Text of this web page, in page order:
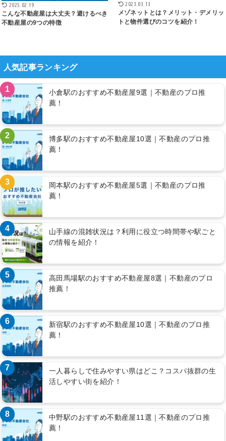
2025.02.19
こんな不動産屋は⼤丈夫？避けるべき
不動産屋の9つの特徴
2023.03.13
メゾネットとは？メリット・デメリッ
トと物件選びのコツを紹介！
人気記事ランキング
1
小倉駅のおすすめ不動産屋9選｜不動産のプロ推
薦！
2
博多駅のおすすめ不動産屋10選｜不動産のプロ推
薦！
3
岡本駅のおすすめ不動産屋5選｜不動産のプロ推
薦！
4
山手線の混雑状況は？利用に役立つ時間帯や駅ごと
の情報を紹介！
5
高田馬場駅のおすすめ不動産屋8選｜不動産のプロ
推薦！
6
新宿駅のおすすめ不動産屋10選｜不動産のプロ推
薦！
7
一人暮らしで住みやすい県はどこ？コスパ抜群の生
活しやすい街を紹介！
8
中野駅のおすすめ不動産屋11選｜不動産のプロ推
薦！